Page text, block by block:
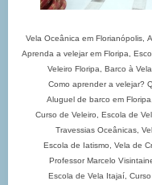
Vela Oceânica em Florianópolis,
Aprenda a velejar em Floripa,
Veleiro Floripa, Barco à
Como aprender a velejar?
Aluguel de barco em
Curso de Veleiro, Escola de
Travessias Oceânicas,
Escola de Iatismo, Vela de
Professor Marcelo
Escola de Vela Itajaí,